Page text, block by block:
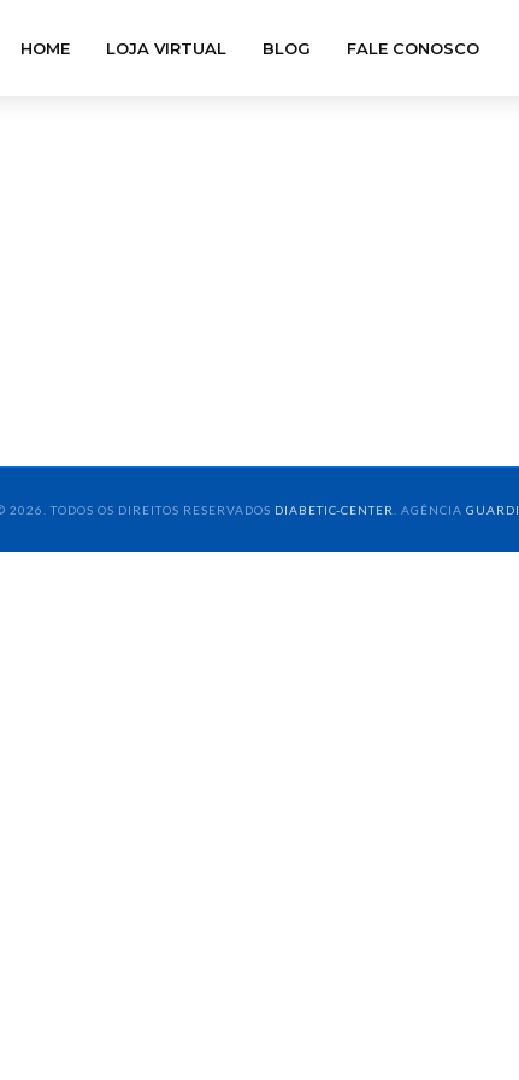
HOME LOJA VIRTUAL BLOG FALE CONOSCO
2026. TODOS OS DIREITOS RESERVADOS DIABETIC-CENTER . AGÊNCIA